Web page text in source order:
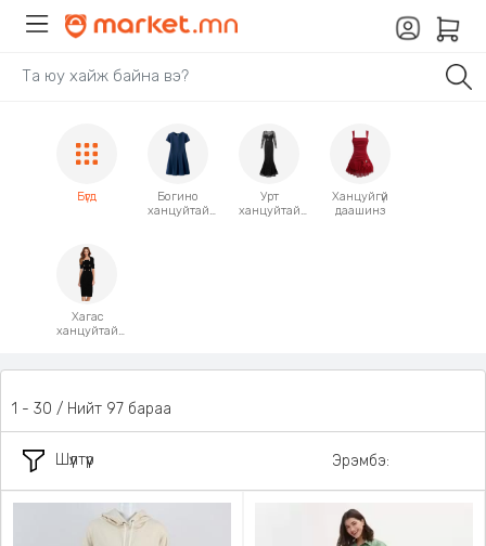
Бүгд
Богино
ханцуйтай
Урт
ханцуйтай
Ханцуйгүй
даашинз
Хагас
ханцуйтай
Шүүлтүүр
1 - 30 / Нийт 97 бараа
Эрэмбэ: